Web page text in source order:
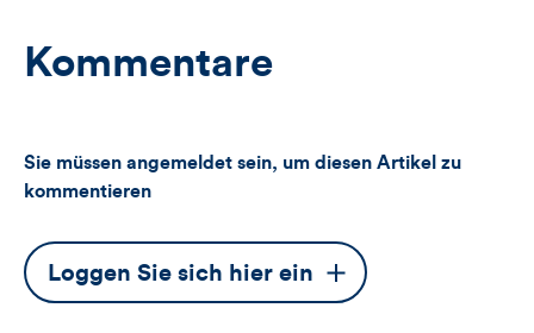
Kommentare
Sie müssen angemeldet sein, um diesen Artikel zu
kommentieren
Dieser
Button
Loggen Sie sich hier ein